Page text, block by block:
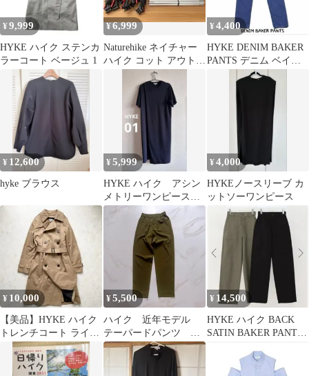
¥ 9,999
HYKE ハイク ステンカ
ラーコート ベージュ 1
¥6,999
Naturehike ネイチャー
ハイク コット アウトド
¥ 4,400
HYKE DENIM BAKER
PANTS デニム ベイカ
ーパンツ 2 日本製
¥ 12,600
hyke ブラウス
¥5,999
HYKE ハイク アシン
メトリーワンピース
ネイビー
¥4,000
HYKEノースリーブ カ
ットソーワンピース
¥ 10,000
【美品】HYKE ハイク
トレンチコート ライト
ブラウン ベルト付 ライ
ナー 2
¥5,500
ハイク 近年モデル
テーパードパンツ カ
ーキ 1/S
¥ 14,500
HYKE ハイク BACK
SATIN BAKER PANTS